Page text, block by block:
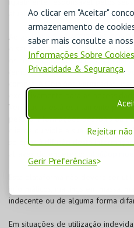
Ao clicar em "Aceitar"
armazenamento de
saber mais consulte a
Informações Sobre Cookies
Privacidade & Segurança.
Rejeitar
Gerir Preferências
atualização.
Ao assinalar "LI E ACEITO AS
o seu consentimento, livre e
os seus dados pessoais sejam
(empresa externa, terceira) para
exclusivamente para as
Verificadas está estritamente
pessoa informações pessoais ou
cliente ou viole a sua privacidade.
se opor à difusão desta
Esta plataforma não deverá ser
informáticos, mailings em massa,
indecente ou de alguma forma
Em situações de utilização